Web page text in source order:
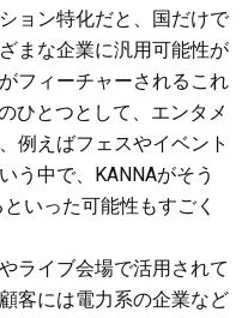
ョン特化だと、国だけで
まな企業に汎用可能性が
フィーチャーされるこれ
ひとつとして、エンタメ
例えばフェスやイベント
う中で、KANNAがそう
いった可能性もすごく
ライブ会場で活用されて
客には電力系の企業など